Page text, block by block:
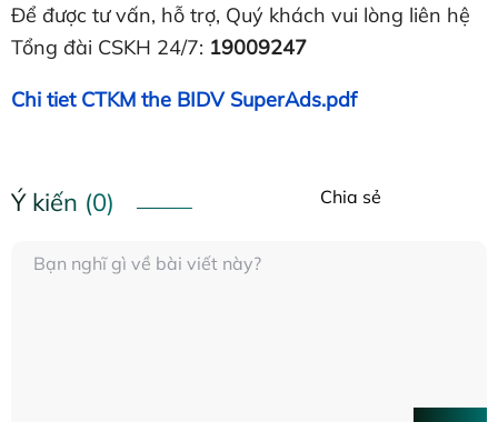
Để được tư vấn, hỗ trợ, Quý khách vui lòng liên hệ
Tổng đài CSKH 24/7: 19009247
Chi tiet CTKM the BIDV SuperAds.pdf
Ý kiến (0) Chia sẻ